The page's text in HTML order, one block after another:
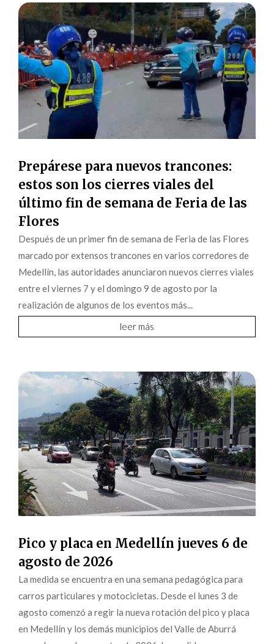
Prepárese para nuevos trancones:
estos son los cierres viales del
último fin de semana de Feria de las
Flores
Después de un primer fin de semana de Feria de las Flores
marcado por extensos trancones en varios corredores de
Medellín, las autoridades anunciaron nuevos cierres viales
entre el viernes 7 y el domingo 9 de agosto por la
realización de algunos de los eventos más...
leer más
Pico y placa en Medellín jueves 6 de
agosto de 2026
La medida se encuentra en una semana pedagógica para
carros particulares y motocicletas. Desde el lunes 3 de
agosto comenzó a regir la nueva rotación del pico y placa
en Medellín y los demás municipios del Valle de Aburrá